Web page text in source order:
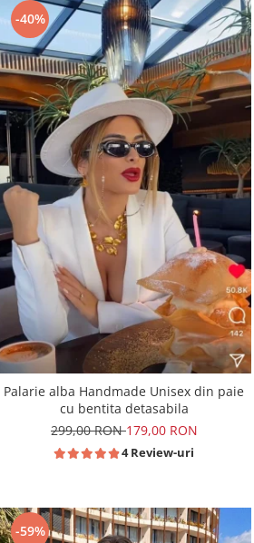
-40%
Palarie alba Handmade Unisex din paie
cu bentita detasabila
299,00 RON179,00 RON
4 Review-uri
-59%